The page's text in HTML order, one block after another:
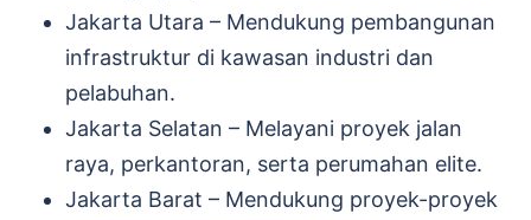
Jakarta Utara – Mendukung pembangunan
infrastruktur di kawasan industri dan
pelabuhan.
Jakarta Selatan – Melayani proyek jalan
raya, perkantoran, serta perumahan elite.
Jakarta Barat – Mendukung proyek-proyek